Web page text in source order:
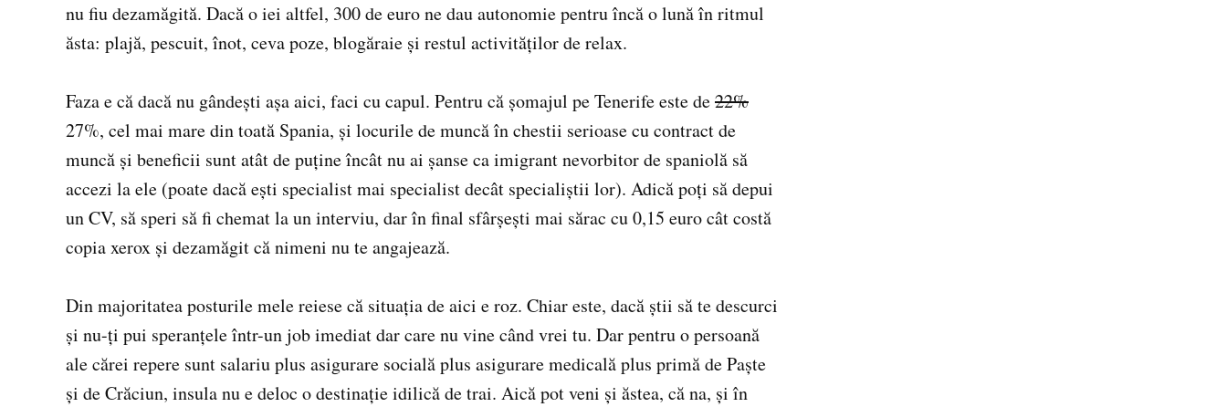
nu fiu dezamăgită. Dacă o iei altfel, 300 de euro ne dau autonomie pentru încă o lună în ritmul
ăsta: plajă, pescuit, înot, ceva poze, blogăraie şi restul activităţilor de relax.
Faza e că dacă nu gândeşti aşa aici, faci cu capul. Pentru că şomajul pe Tenerife este de22%
27%, cel mai mare din toată Spania, şi locurile de muncă în chestii serioase cu contract de
muncă şi beneficii sunt atât de puţine încât nu ai şanse ca imigrant nevorbitor de spaniolă să
accezi la ele (poate dacă eşti specialist mai specialist decât specialiştii lor). Adică poţi să depui
un CV, să speri să fi chemat la un interviu, dar în final sfârşeşti mai sărac cu 0,15 euro cât costă
copia xerox şi dezamăgit că nimeni nu te angajează.
Din majoritatea posturile mele reiese că situaţia de aici e roz. Chiar este, dacă ştii să te descurci
şi nu-ţi pui speranţele într-un job imediat dar care nu vine când vrei tu. Dar pentru o persoană
ale cărei repere sunt salariu plus asigurare socială plus asigurare medicală plus primă de Paşte
şi de Crăciun, insula nu e deloc o destinaţie idilică de trai. Aică pot veni şi ăstea, că na, şi în